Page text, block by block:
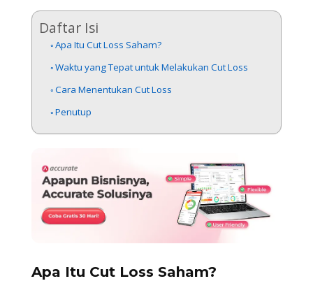
Daftar Isi
Apa Itu Cut Loss Saham?
Waktu yang Tepat untuk Melakukan Cut Loss
Cara Menentukan Cut Loss
Penutup
Apa Itu Cut Loss Saham?